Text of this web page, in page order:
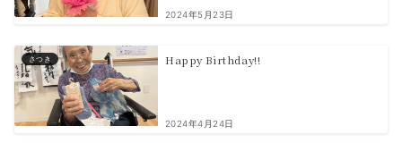
2024年5月23日
さつき Happy Birthday!!
2024年4月24日